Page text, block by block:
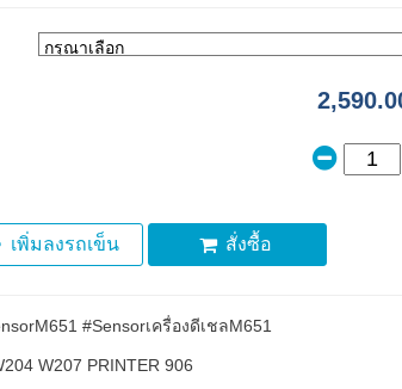
เพิ่มลงรถเข็น สั่งซื้อ
#Sensorเครื่องดีเชลM651
W207 PRINTER 906